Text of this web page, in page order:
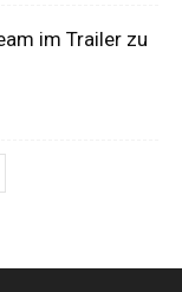
im Trailer zu